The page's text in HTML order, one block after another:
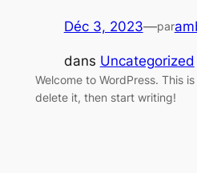
Déc 3, 2023—par
dans Uncategorized
Welcome to WordPress. This
delete it, then start writing!